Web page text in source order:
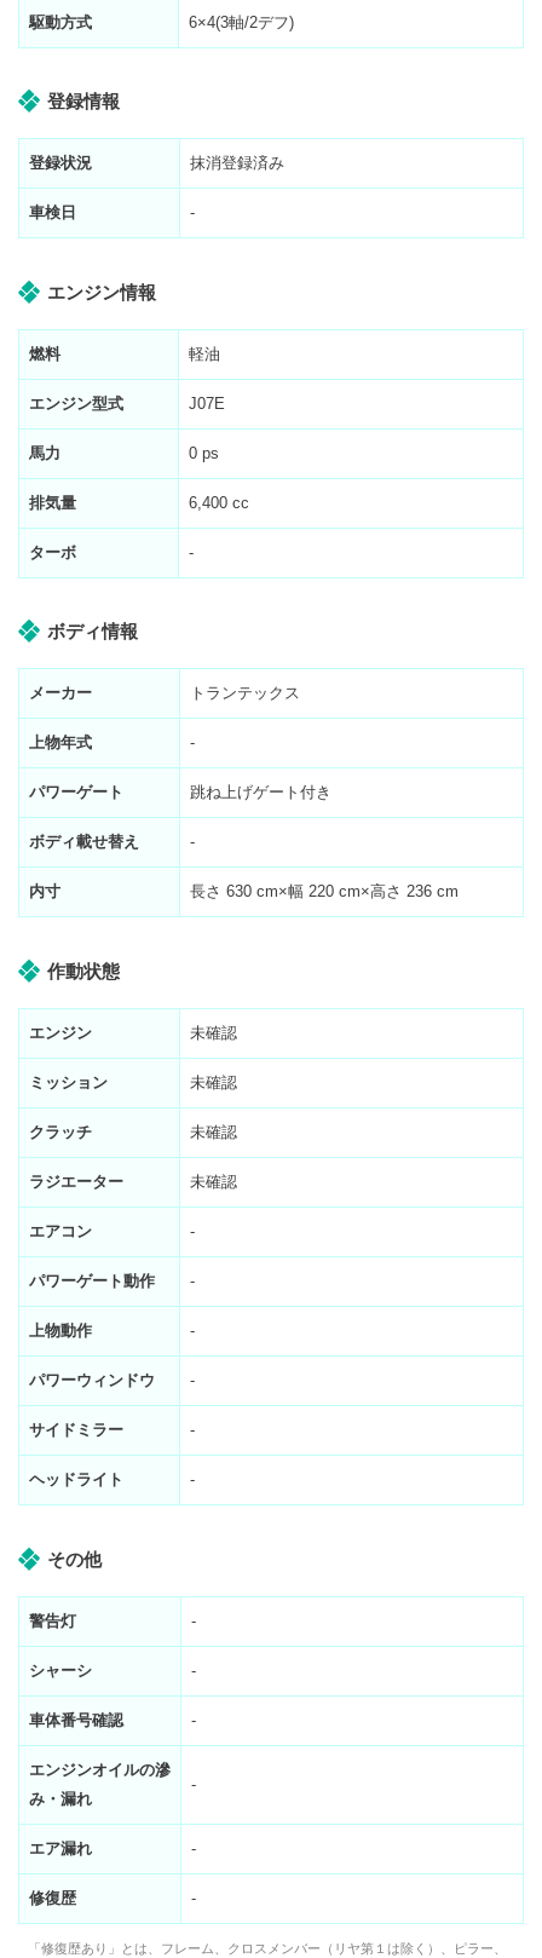
駆動方式 6×4(3軸/2デフ)
登録情報
登録状況 抹消登録済み
車検日 -
エンジン情報
燃料 軽油
エンジン型式 J07E
馬力 0 ps
排気量 6,400 cc
ターボ -
ボディ情報
メーカー トランテックス
上物年式 -
パワーゲート 跳ね上げゲート付き
ボディ載せ替え -
内寸 長さ 630 cm×幅 220 cm×高さ 236 cm
作動状態
エンジン 未確認
ミッション 未確認
クラッチ 未確認
ラジエーター 未確認
エアコン -
パワーゲート動作 -
上物動作 -
パワーウィンドウ -
サイドミラー -
ヘッドライト -
その他
警告灯 -
シャーシ -
車体番号確認 -
エンジンオイルの滲
み・漏れ
-
エア漏れ -
修復歴 -
「修復歴あり」とは、フレーム、クロスメンバー（リヤ第１は除く）、ピラー、